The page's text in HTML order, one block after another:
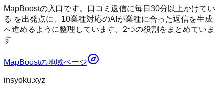
MapBoostの入口です。口コミ返信に毎日30分以上かけてい
る を出発点に、10業種対応のAIが業種に合った返信を生成
へ進めるように整理しています。2つの役割をまとめていま
す
MapBoostの地域ページ
insyoku.xyz